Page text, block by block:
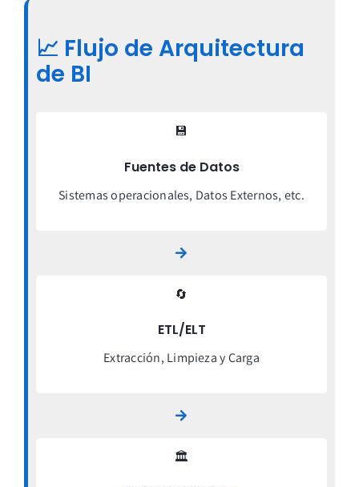
📈 Flujo de Arquitectura
de BI
💾
Fuentes de Datos
Sistemas operacionales, Datos Externos, etc.
🔄
ETL/ELT
Extracción, Limpieza y Carga
🏛️